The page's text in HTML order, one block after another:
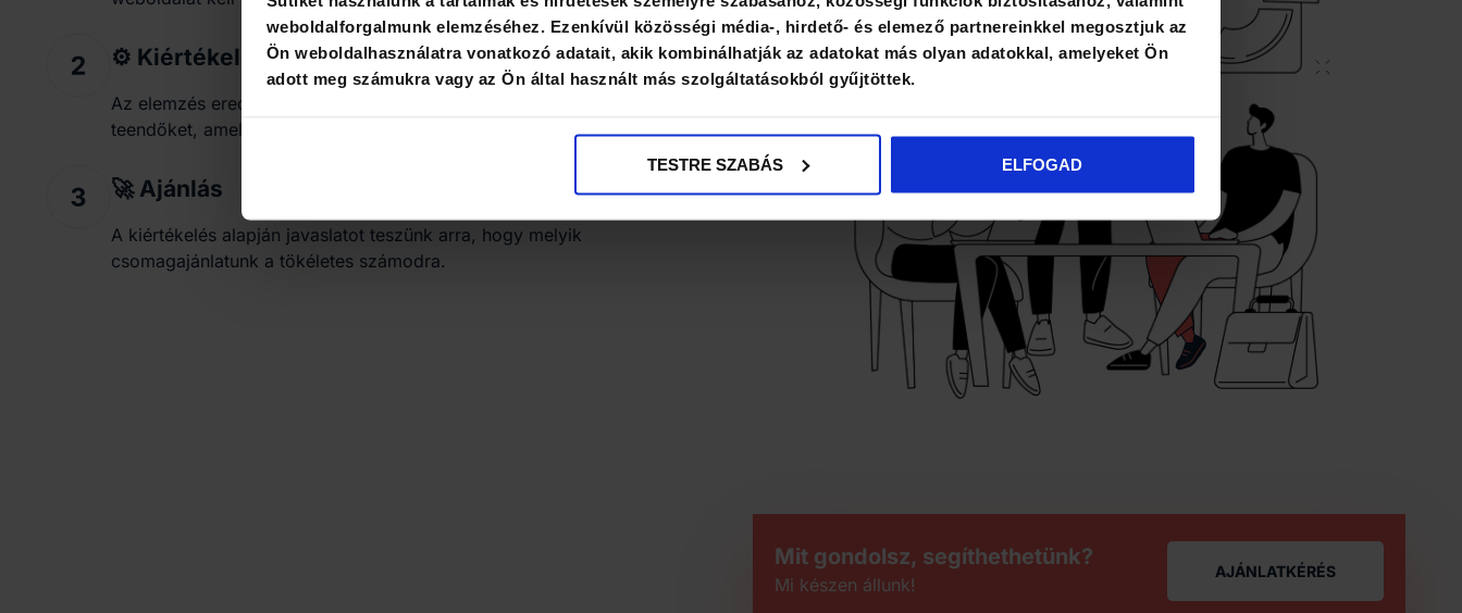
weboldalforgalmunk elemzéséhez. Ezenkívül közösségi média-, hirdető- és elemező partnereinkkel megosztjuk az
Ön weboldalhasználatra vonatkozó adatait, akik kombinálhatják az adatokat más olyan adatokkal, amelyeket Ön
adott meg számukra vagy az Ön által használt más szolgáltatásokból gyűjtöttek.
TESTRE SZABÁS ELFOGAD
⚙️ Kiértékelés
Az elemzés eredményeit részletesen ismertetjük, és összegezzük a
teendőket, amelyek a technikai-, az off-site-, és on-site SEO-t javítják.
🚀 Ajánlás
A kiértékelés alapján javaslatot teszünk arra, hogy melyik
csomagajánlatunk a tökéletes számodra.
Mit gondolsz, segíthethetünk?
Mi készen állunk!
AJÁNLATKÉRÉS